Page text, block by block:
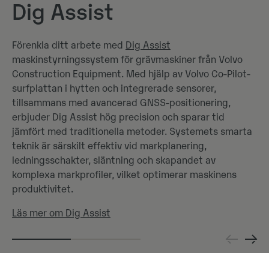
Dig Assist
Förenkla ditt arbete med Dig Assist
maskinstyrningssystem för grävmaskiner från Volvo
Construction Equipment. Med hjälp av Volvo Co-Pilot-
surfplattan i hytten och integrerade sensorer,
tillsammans med avancerad GNSS-positionering,
erbjuder Dig Assist hög precision och sparar tid
jämfört med traditionella metoder. Systemets smarta
teknik är särskilt effektiv vid markplanering,
ledningsschakter, släntning och skapandet av
komplexa markprofiler, vilket optimerar maskinens
produktivitet.
Läs mer om Dig Assist